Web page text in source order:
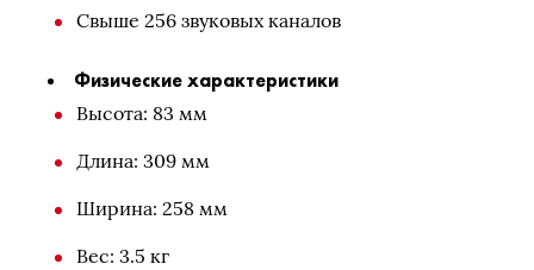
Свыше 256 звуковых каналов
Физические характеристики
Высота: 83 мм
Длина: 309 мм
Ширина: 258 мм
Вес: 3.5 кг